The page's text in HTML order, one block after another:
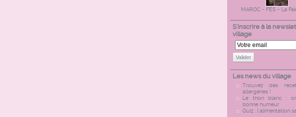
MAROC - FES - La
S'inscrire à la
village
Valider
Les news du village
Trouvez des
allergènes !
Le thon blanc :
bonne humeur
Quiz : l'alimentation